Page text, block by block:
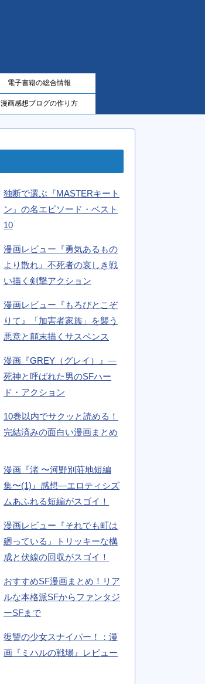
電子書籍の総合情報
漫画感想ブログの作り方
独断で選ぶ『MASTERキート
ン』の名エピソード・ベスト
10
漫画レビュー『勇気あるもの
より散れ』不死者の哀しき戦
い描く剣撃アクション
漫画レビュー『もろびとこぞ
りて』「加害者家族」を襲う
悪意と顛末描くサスペンス
漫画『GREY（グレイ）』―
死神と呼ばれた男のSFハー
ド・アクション
10巻以内でサクッと読める！
完結済みの面白い漫画まとめ
漫画『渚 〜河野別荘地短編
集〜(1)』感想―エロティシズ
ムあふれる短編がスゴイ！
漫画レビュー『それでも町は
廻っている』トリッキーな構
成と伏線の回収がスゴイ！
おすすめSF漫画まとめ！リア
ルな本格派SFからファンタジ
ーSFまで
復讐の少女スナイパー！：漫
画『ミハルの戦場』レビュー